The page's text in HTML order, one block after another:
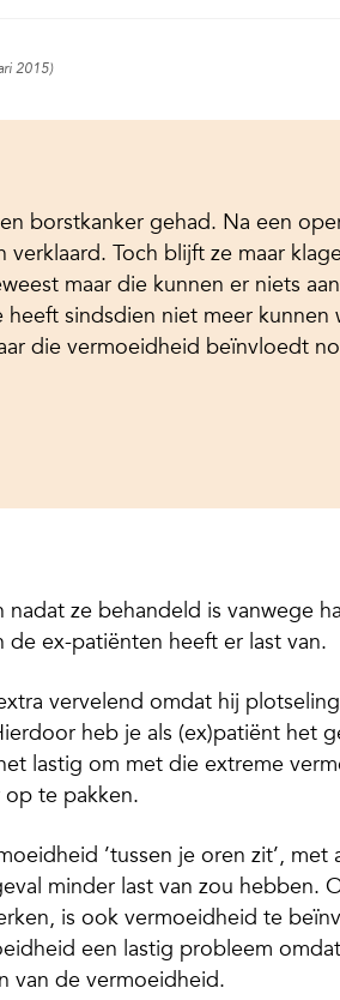
2015)
borstkanker gehad. Na een
Toch blijft ze maar
maar die kunnen er niets
sindsdien niet meer kunnen
die vermoeidheid beïnvloedt
ze behandeld is vanwege
de ex-patiënten heeft er last van.
vervelend omdat hij
heb je als (ex)patiënt het
lastig om met die extreme
op te pakken.
’tussen je oren zit’,
minder last van zou hebben.
is ook vermoeidheid te
een lastig probleem
van de vermoeidheid.